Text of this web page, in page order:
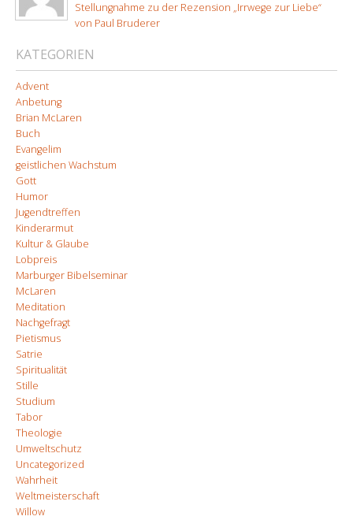
Stellungnahme zu der Rezension „Irrwege zur Liebe“
von Paul Bruderer
KATEGORIEN
Advent
Anbetung
Brian McLaren
Buch
Evangelim
geistlichen Wachstum
Gott
Humor
Jugendtreffen
Kinderarmut
Kultur & Glaube
Lobpreis
Marburger Bibelseminar
McLaren
Meditation
Nachgefragt
Pietismus
Satrie
Spiritualität
Stille
Studium
Tabor
Theologie
Umweltschutz
Uncategorized
Wahrheit
Weltmeisterschaft
Willow